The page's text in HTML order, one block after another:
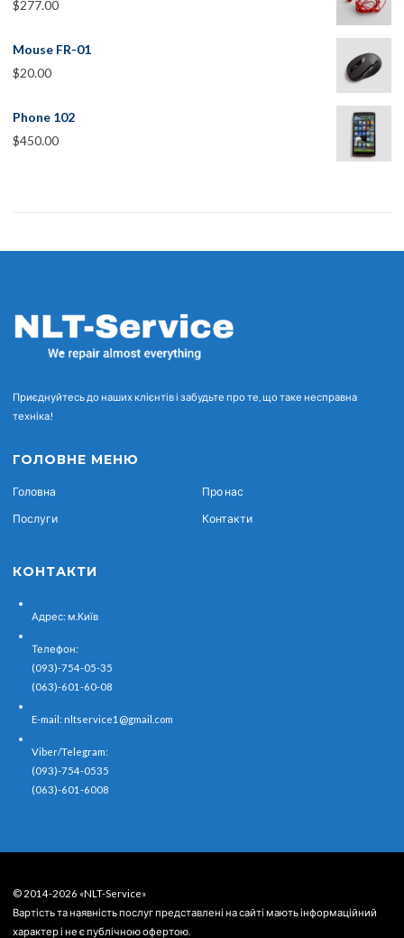
$277.00
Mouse FR-01
$20.00
Phone 102
$450.00
Приєднуйтесь до наших клієнтів і забудьте про те, що таке несправна
техніка!
ГОЛОВНЕ МЕНЮ
Головна Про нас
Послуги Контакти
КОНТАКТИ
Адрес: м.Київ
Телефон:
(093)-754-05-35
(063)-601-60-08
E-mail: nltservice1@gmail.com
Viber/Telegram:
(093)-754-0535
(063)-601-6008
© 2014-2026 «NLT-Service»
Вартість та наявність послуг представлені на сайті мають інформаційний
характер і не є публічною офертою.